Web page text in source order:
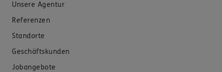
Unsere Agentur
Referenzen
Standorte
Geschäftskunden
Jobangebote